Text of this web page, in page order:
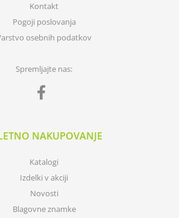
Kontakt
Pogoji poslovanja
osebnih podatkov
Spremljajte nas:
NAKUPOVANJE
Katalogi
Izdelki v akciji
Novosti
Blagovne znamke